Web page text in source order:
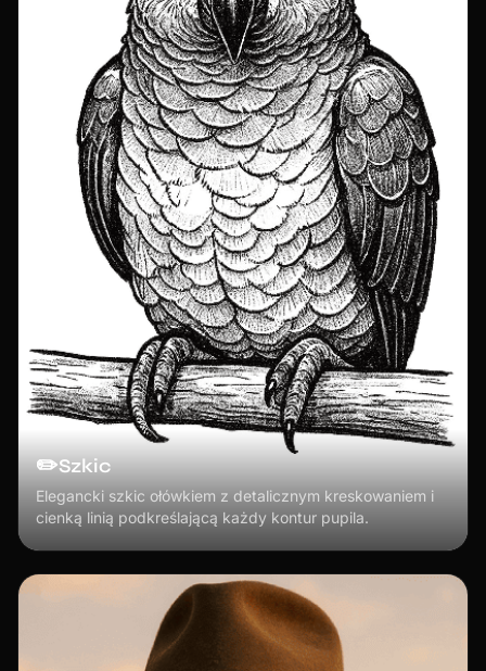
✏️Szkic
Elegancki szkic ołówkiem z detalicznym kreskowaniem i
cienką linią podkreślającą każdy kontur pupila.